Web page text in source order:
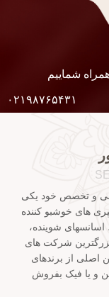
۰۲۱۹۸۷۶۵۴۳۱
و تخصص خود یکی
های خوشبو کننده
اسانسهای شوینده،
شرکت های
اصلی از برندهای
و یا فیک بفروش